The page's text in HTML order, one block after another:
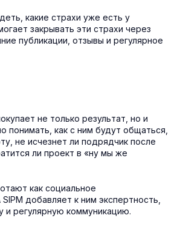
какие страхи уже есть у
закрывать эти страхи через
публикации, отзывы и регулярное
не только результат, но и
понимать, как с ним будут общаться,
не исчезнет ли подрядчик после
ли проект в «ну мы же
как социальное
добавляет к ним экспертность,
и регулярную коммуникацию.